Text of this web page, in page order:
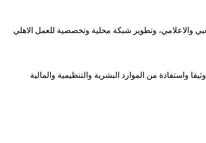
والاعلامي، وتطوير شبكة محلية وتخصصية للعمل الاهلي
واستفادة من الموارد البشرية والتنظيمية والمالية